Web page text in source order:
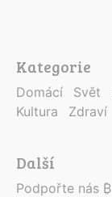
Kategorie
Domácí Svět
Kultura
Zdraví
Další
Podpořte nás ₿